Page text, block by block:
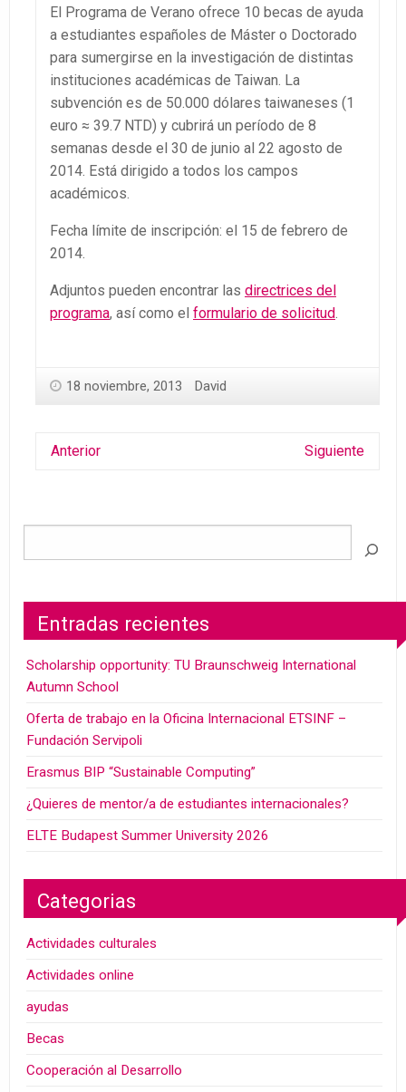
El Programa de Verano ofrece 10 becas de ayuda
a estudiantes españoles de Máster o Doctorado
para sumergirse en la investigación de distintas
instituciones académicas de Taiwan. La
subvención es de 50.000 dólares taiwaneses (1
euro ≈ 39.7 NTD) y cubrirá un período de 8
semanas desde el 30 de junio al 22 agosto de
2014. Está dirigido a todos los campos
académicos.
Fecha límite de inscripción: el 15 de febrero de
2014.
Adjuntos pueden encontrar las directrices del
programa, así como el formulario de solicitud.
18 noviembre, 2013 David
Anterior Siguiente
Entradas recientes
Scholarship opportunity: TU Braunschweig International
Autumn School
Oferta de trabajo en la Oficina Internacional ETSINF –
Fundación Servipoli
Erasmus BIP “Sustainable Computing”
¿Quieres de mentor/a de estudiantes internacionales?
ELTE Budapest Summer University 2026
Categorias
Actividades culturales
Actividades online
ayudas
Becas
Cooperación al Desarrollo